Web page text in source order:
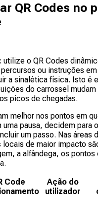
QR Codes no
utilize o QR Codes
ou instruções
a sinalética física. Isto é
do carrossel mudam
picos de chegadas.
melhor nos pontos em
pausa, decidem para
um passo. Nas áreas
de maior impacto
a alfândega, os
Code
Ação do
utilizador